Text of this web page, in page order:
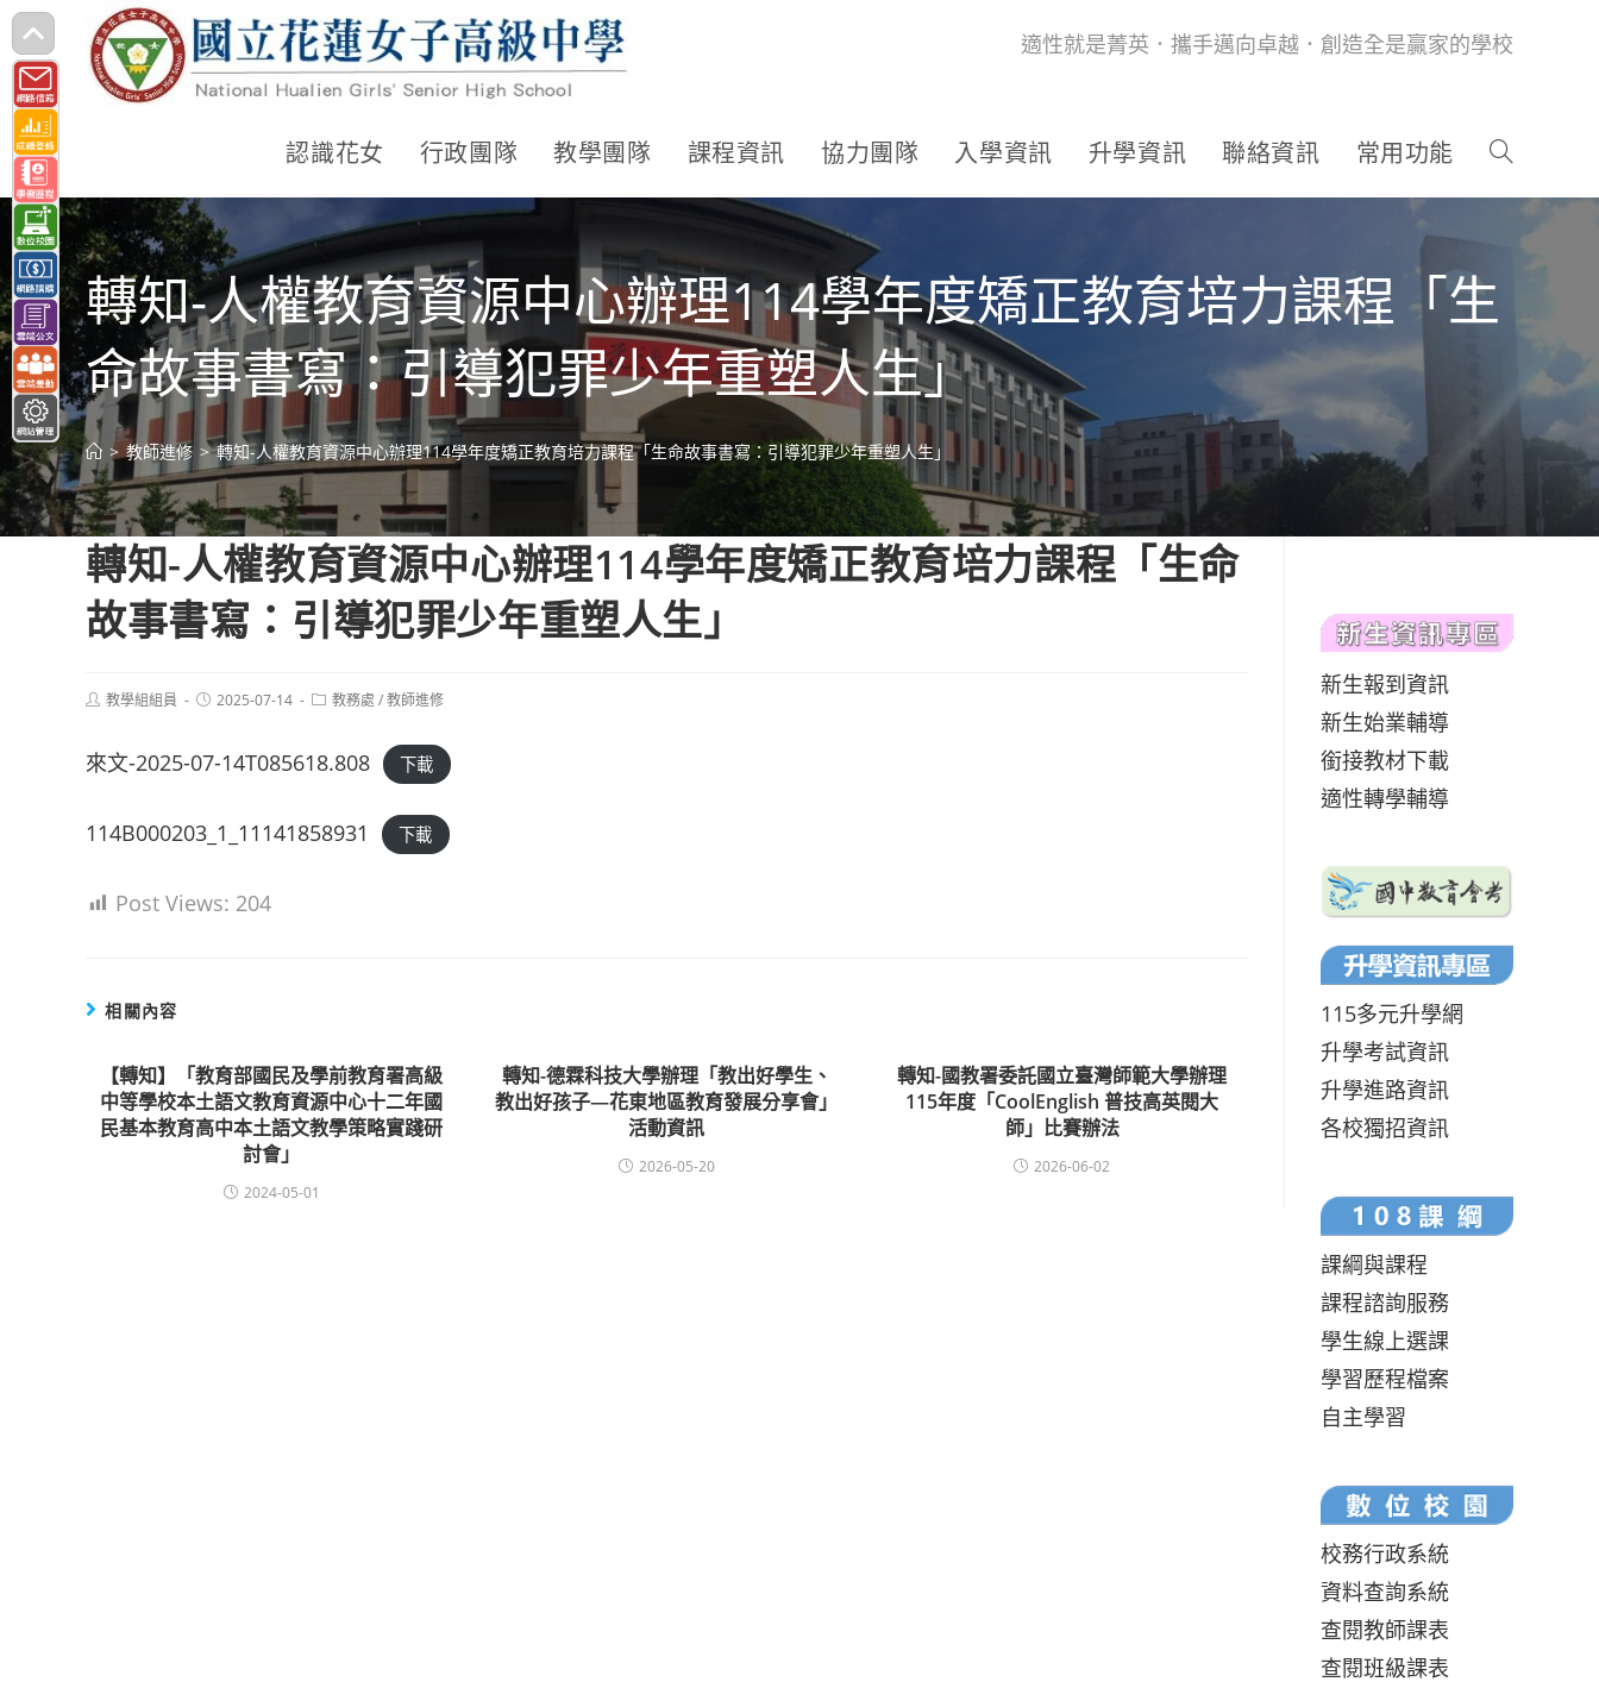
跳
轉
至
主
要
內
容
適性就是菁英．攜手邁向卓越．創造全是贏家的學校
認識花女 行政團隊 教學團隊 課程資訊 協力團隊 入學資訊 升學資訊 聯絡資訊 常用功能
轉知-人權教育資源中心辦理114學年度矯正教育培力課程「生
命故事書寫：引導犯罪少年重塑人生」
> 教師進修 > 轉知-人權教育資源中心辦理114學年度矯正教育培力課程「生命故事書寫：引導犯罪少年重塑人生」
轉知-人權教育資源中心辦理114學年度矯正教育培力課程「生命
故事書寫：引導犯罪少年重塑人生」
Post教學組組員
Post2025-07-14
Post教務處 /教師進修
來文-2025-07-14T085618.808 下載
114B000203_1_11141858931 下載
Post Views: 204
相關內容
【轉知】「教育部國民及學前教育署高級
中等學校本土語文教育資源中心十二年國
民基本教育高中本土語文教學策略實踐研
討會」
2024-05-01
轉知-德霖科技大學辦理「教出好學生、
教出好孩子—花東地區教育發展分享會」
活動資訊
2026-05-20
轉知-國教署委託國立臺灣師範大學辦理
115年度「CoolEnglish 普技高英閱大
師」比賽辦法
2026-06-02
新生報到資訊
新生始業輔導
銜接教材下載
適性轉學輔導
115多元升學網
升學考試資訊
升學進路資訊
各校獨招資訊
課綱與課程
課程諮詢服務
學生線上選課
學習歷程檔案
自主學習
校務行政系統
資料查詢系統
查閱教師課表
查閱班級課表